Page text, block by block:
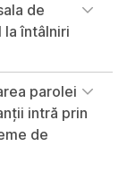
de
întâlniri
parolei
intră prin
de